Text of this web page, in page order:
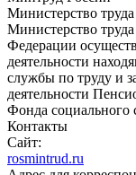
Министерство
Министерство
Федерации
деятельности
службы по труду и
деятельности
Фонда социального
Контакты
Сайт:
rosmintrud.ru